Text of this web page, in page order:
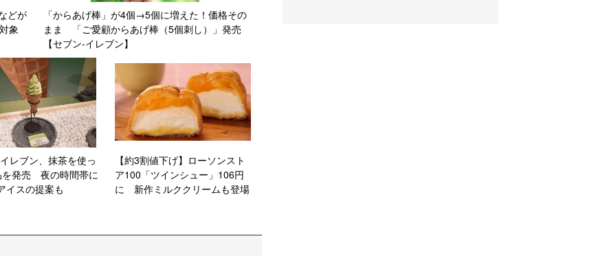
どが
象
「からあげ棒」が4個→5個に増えた！価格その
まま 「ご愛顧からあげ棒（5個刺し）」発売
【セブン-イレブン】
レブン、抹茶を使っ
を発売 夜の時間帯に
イスの提案も
【約3割値下げ】ローソンスト
ア100「ツインシュー」106円
に 新作ミルククリームも登場